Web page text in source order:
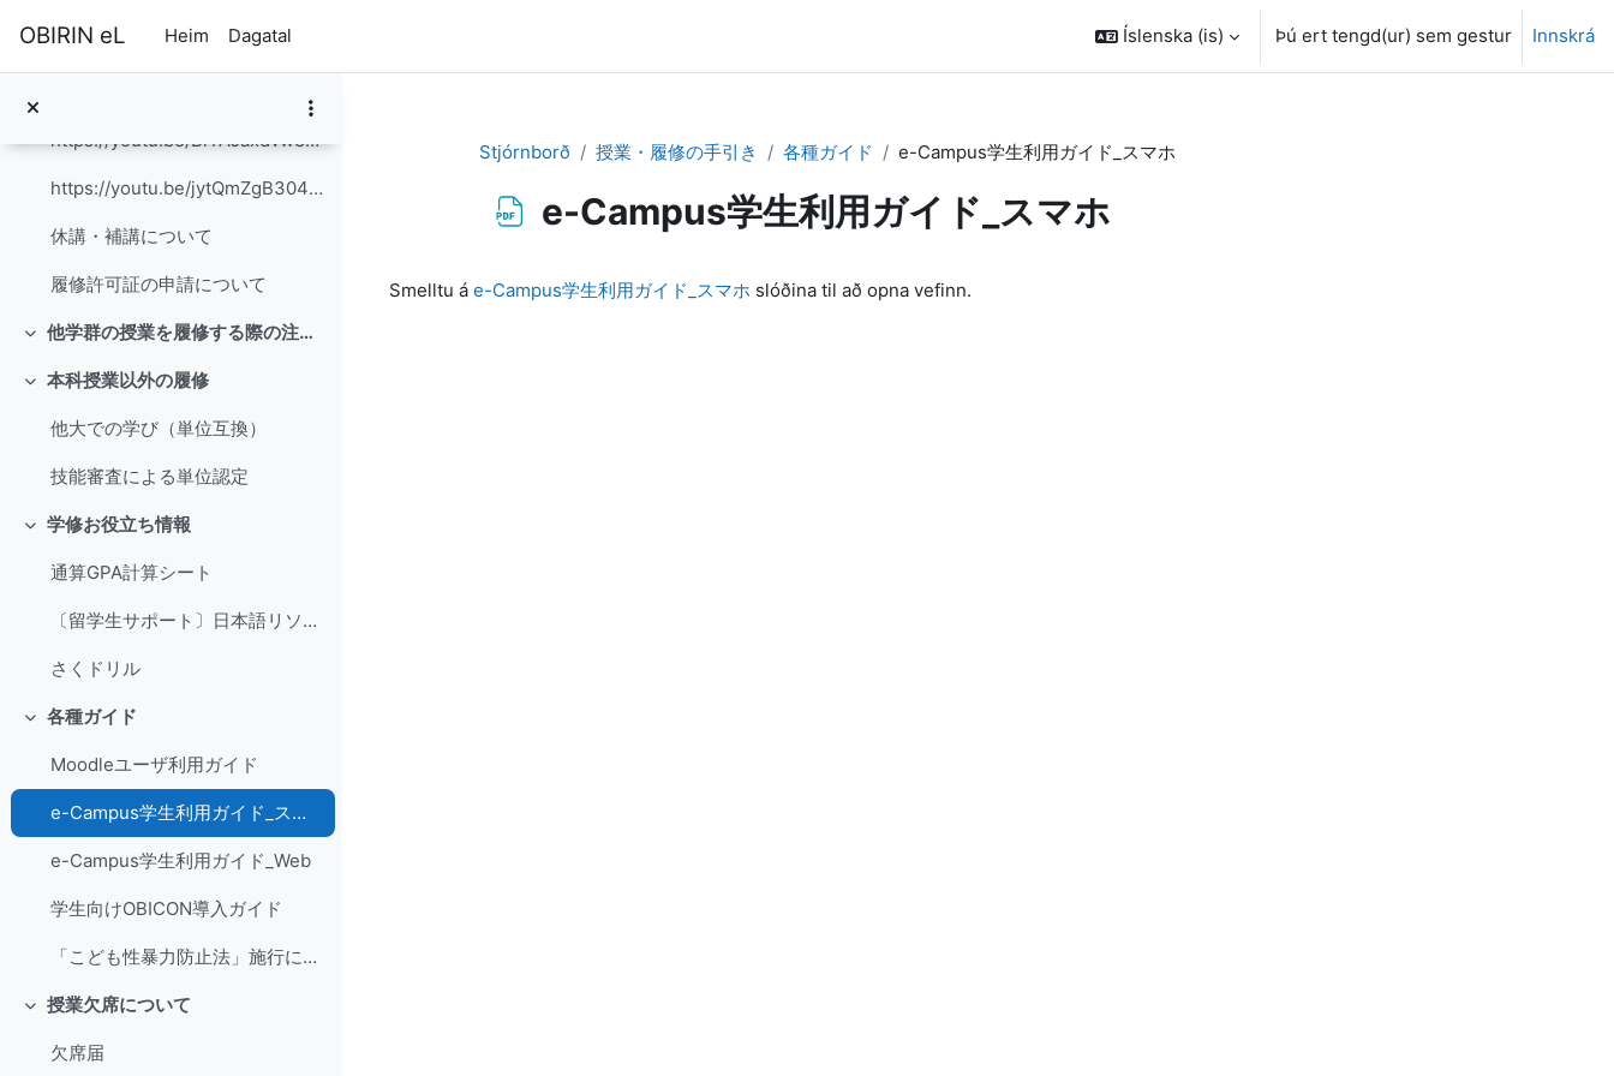
OBIRIN eL Heim Dagatal Íslenska ‎(is)‎ Þú ert tengd(ur) sem gestur Innskrá
履修ガイド
https://youtu.be/BlYAJaxdvw8 【動画】スマートフォンからの履修登録方法...
https://youtu.be/jytQmZgB304 【動画】パソコンからの履修登録方法(Fo...
休講・補講について
履修許可証の申請について
Fella saman 他学群の授業を履修する際の注意事項
Fella saman
本科授業以外の履修
他大での学び（単位互換）
技能審査による単位認定
Fella saman
学修お役立ち情報
通算GPA計算シート
〔留学生サポート〕日本語リソースセンター（CJL）＆ 日本語クラスゲスト / Japanese Language Resource Centre (CJL) & Japanese Class Guests
さくドリル
Fella saman
各種ガイド
Moodleユーザ利用ガイド
e-Campus学生利用ガイド_スマホ
e-Campus学生利用ガイド_Web
学生向けOBICON導入ガイド
「こども性暴力防止法」施行に伴う対応
Fella saman
授業欠席について
欠席届
Stjórnborð 授業・履修の手引き 各種ガイド e-Campus学生利用ガイド_スマホ
e-Campus学生利用ガイド_スマホ
Smelltu á e-Campus学生利用ガイド_スマホ slóðina til að opna vefinn.